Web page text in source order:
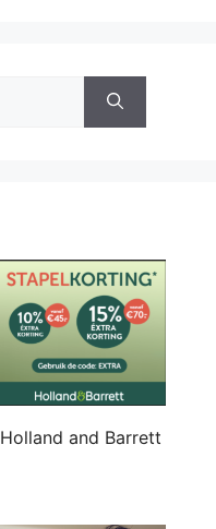
Holland and Barrett